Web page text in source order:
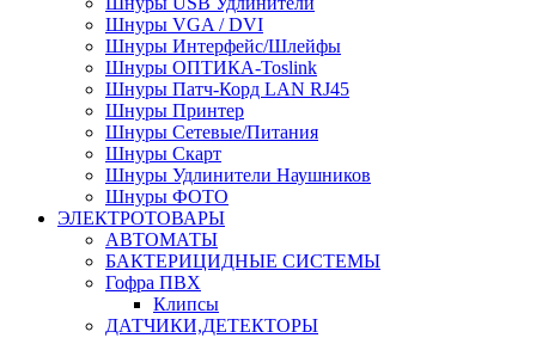
Шнуры VGA / DVI
Шнуры Интерфейс/Шлейфы
Шнуры ОПТИКА-Toslink
Шнуры Патч-Корд LAN RJ45
Шнуры Принтер
Шнуры Сетевые/Питания
Шнуры Скарт
Шнуры Удлинители Наушников
Шнуры ФОТО
ЭЛЕКТРОТОВАРЫ
АВТОМАТЫ
БАКТЕРИЦИДНЫЕ СИСТЕМЫ
Гофра ПВХ
Клипсы
ДАТЧИКИ,ДЕТЕКТОРЫ